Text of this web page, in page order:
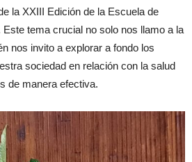
la XXIII Edición de la Escuela de
tema crucial no solo nos llamo a la
nos invito a explorar a fondo los
sociedad en relación con la salud
de manera efectiva.